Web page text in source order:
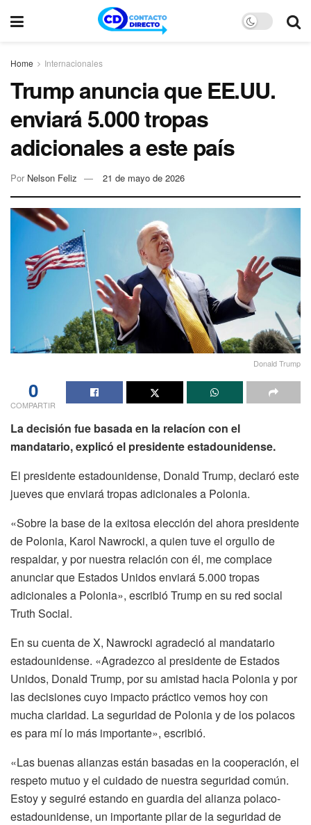
Home Internacionales
Trump anuncia que EE.UU.
enviará 5.000 tropas
adicionales a este país
Por Nelson Feliz 21 de mayo de 2026
Donald Trump
0
COMPARTIR
La decisión fue basada en la relacíon con el
mandatario, explicó el presidente estadounidense.
El presidente estadounidense, Donald Trump, declaró este
jueves que enviará tropas adicionales a Polonia.
«Sobre la base de la exitosa elección del ahora presidente
de Polonia, Karol Nawrocki, a quien tuve el orgullo de
respaldar, y por nuestra relación con él, me complace
anunciar que Estados Unidos enviará 5.000 tropas
adicionales a Polonia», escribió Trump en su red social
Truth Social.
En su cuenta de X, Nawrocki agradeció al mandatario
estadounidense. «Agradezco al presidente de Estados
Unidos, Donald Trump, por su amistad hacia Polonia y por
las decisiones cuyo impacto práctico vemos hoy con
mucha claridad. La seguridad de Polonia y de los polacos
es para mí lo más importante», escribió.
«Las buenas alianzas están basadas en la cooperación, el
respeto mutuo y el cuidado de nuestra seguridad común.
Estoy y seguiré estando en guardia del alianza polaco-
estadounidense, un importante pilar de la seguridad de